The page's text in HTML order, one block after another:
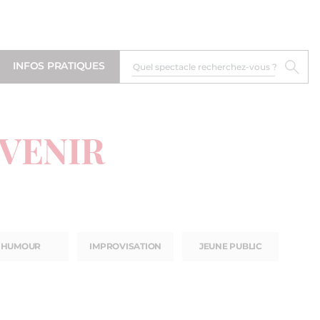
INFOS PRATIQUES
HUMOUR IMPROVISATION JEUNE PUBLIC